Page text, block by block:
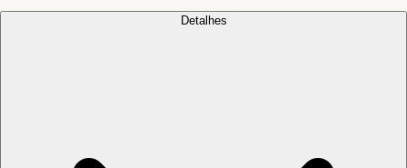
Detalhes